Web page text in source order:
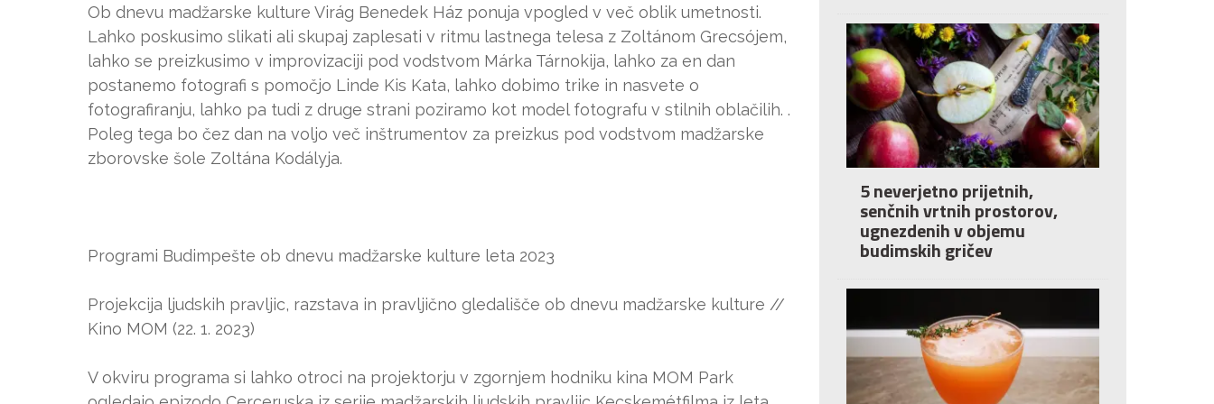
Ob dnevu madžarske kulture Virág Benedek Ház ponuja vpogled v več oblik umetnosti.
Lahko poskusimo slikati ali skupaj zaplesati v ritmu lastnega telesa z Zoltánom Grecsójem,
lahko se preizkusimo v improvizaciji pod vodstvom Márka Tárnokija, lahko za en dan
postanemo fotografi s pomočjo Linde Kis Kata, lahko dobimo trike in nasvete o
fotografiranju, lahko pa tudi z druge strani poziramo kot model fotografu v stilnih oblačilih. .
Poleg tega bo čez dan na voljo več inštrumentov za preizkus pod vodstvom madžarske
zborovske šole Zoltána Kodályja.
Programi Budimpešte ob dnevu madžarske kulture leta 2023
Projekcija ljudskih pravljic, razstava in pravljično gledališče ob dnevu madžarske kulture //
Kino MOM (22. 1. 2023)
V okviru programa si lahko otroci na projektorju v zgornjem hodniku kina MOM Park
5 neverjetno prijetnih,
senčnih vrtnih prostorov,
ugnezdenih v objemu
budimskih gričev